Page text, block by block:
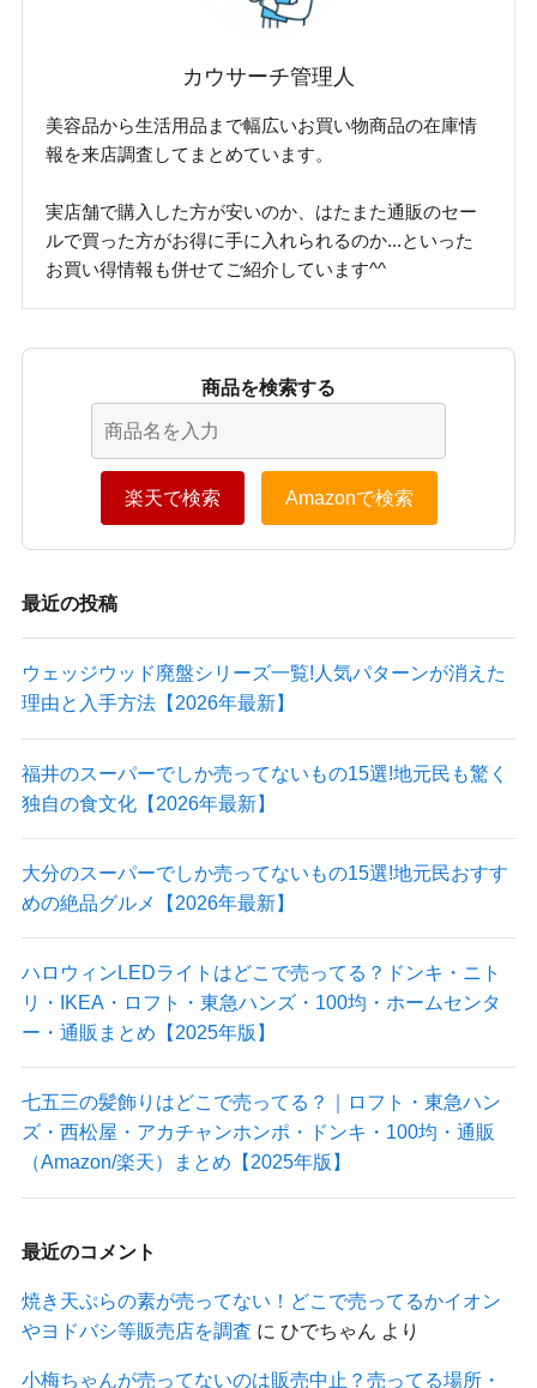
カウサーチ管理人
美容品から生活用品まで幅広いお買い物商品の在庫情
報を来店調査してまとめています。
実店舗で購入した方が安いのか、はたまた通販のセー
ルで買った方がお得に手に入れられるのか...といった
お買い得情報も併せてご紹介しています^^
商品を検索する
楽天で検索 Amazonで検索
最近の投稿
ウェッジウッド廃盤シリーズ一覧!人気パターンが消えた
理由と入手方法【2026年最新】
福井のスーパーでしか売ってないもの15選!地元民も驚く
独自の食文化【2026年最新】
大分のスーパーでしか売ってないもの15選!地元民おすす
めの絶品グルメ【2026年最新】
ハロウィンLEDライトはどこで売ってる？ドンキ・ニト
リ・IKEA・ロフト・東急ハンズ・100均・ホームセンタ
ー・通販まとめ【2025年版】
七五三の髪飾りはどこで売ってる？｜ロフト・東急ハン
ズ・西松屋・アカチャンホンポ・ドンキ・100均・通販
（Amazon/楽天）まとめ【2025年版】
最近のコメント
焼き天ぷらの素が売ってない！どこで売ってるかイオン
やヨドバシ等販売店を調査 に ひでちゃん より
小梅ちゃんが売ってないのは販売中止？売ってる場所・